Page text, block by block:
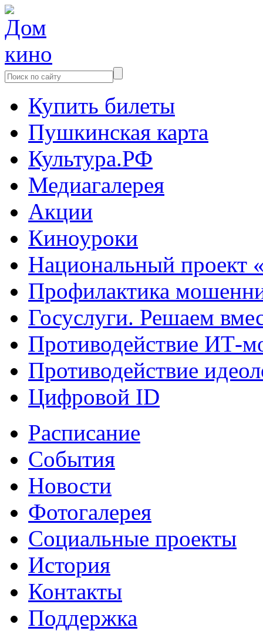
Купить билеты
Пушкинская карта
Культура.РФ
Медиагалерея
Акции
Киноуроки
Национальный проект
Профилактика
Госуслуги. Решаем
Противодействие ИТ-
Противодействие
Цифровой ID
Расписание
События
Новости
Фотогалерея
Социальные проекты
История
Контакты
Поддержка